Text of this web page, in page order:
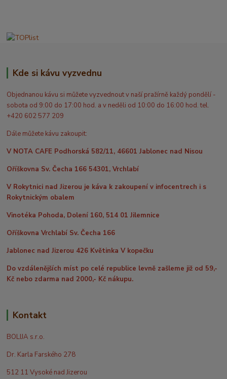
Kde si kávu vyzvednu
Objednanou kávu si můžete vyzvednout v naší pražírně každý pondělí -
sobota od 9:00 do 17:00 hod. a v neděli od 10:00 do 16:00 hod. tel.
+420 602 577 209
Dále můžete kávu zakoupit:
V NOTA CAFE Podhorská 582/11, 46601 Jablonec nad Nisou
Oříškovna Sv. Čecha 166 54301, Vrchlabí
V Rokytnici nad Jizerou je káva k zakoupení v infocentrech i s
Rokytnickým obalem
Vinotéka Pohoda, Dolení 160, 514 01 Jilemnice
Oříškovna Vrchlabí Sv. Čecha 166
Jablonec nad Jizerou 426 Květinka V kopečku
Do vzdálenějších míst po celé republice levně zašleme již od 59,-
Kč nebo zdarma nad 2000,- Kč nákupu.
Kontakt
BOLIJA s.r.o.
Dr. Karla Farského 278
512 11 Vysoké nad Jizerou